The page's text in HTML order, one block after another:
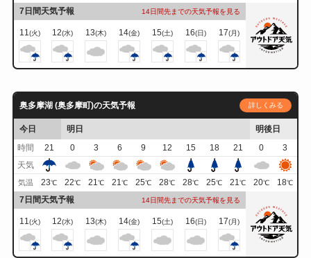
7日間天気予報 14日間先までの天気予報を見る
11(火) 12(水) 13(木) 14(金) 15(土) 16(日) 17(月)
奥多摩湖 (奥多摩町)の天気予報 詳しくみる
今日 明日
明後日
時間
21 0 3 6 9 12 15 18 21 0
3
天気
気温 23℃ 22℃ 21℃ 21℃ 25℃ 28℃ 28℃ 25℃ 21℃ 20℃ 18℃
7日間天気予報 14日間先までの天気予報を見る
11(火) 12(水) 13(木) 14(金) 15(土) 16(日) 17(月)